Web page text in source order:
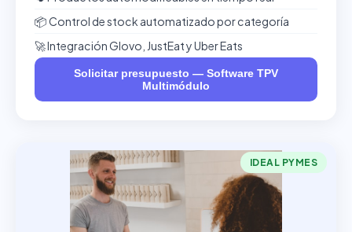
📦 Control de stock automatizado por categoría
🚀 Integración Glovo, JustEat y Uber Eats
Solicitar presupuesto — Software TPV
Multimódulo
IDEAL PYMES